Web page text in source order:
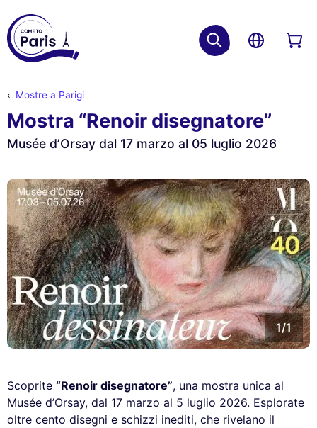
Mostre a Parigi
Mostra “Renoir disegnatore”
Musée d’Orsay dal 17 marzo al 05 luglio 2026
1/1
Scoprite “Renoir disegnatore”, una mostra unica al
Musée d’Orsay, dal 17 marzo al 5 luglio 2026. Esplorate
oltre cento disegni e schizzi inediti, che rivelano il